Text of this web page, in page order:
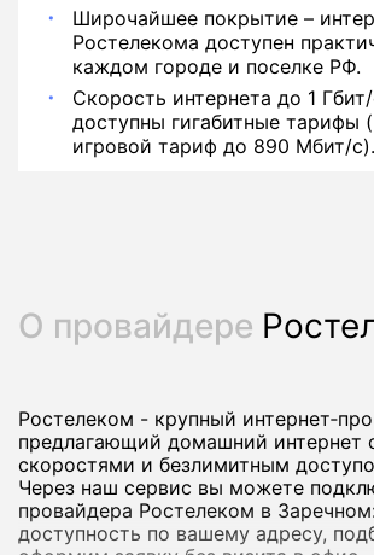
Широчайшее покрытие –
Ростелекома доступен
каждом городе и поселке РФ.
Скорость интернета до 1
доступны гигабитные тарифы
игровой тариф до 890 Мбит/с).
О провайдере
Ростелеком - крупный
предлагающий домашний интернет
скоростями и безлимитным
Через наш сервис вы можете
провайдера Ростелеком в
доступность по вашему адресу,